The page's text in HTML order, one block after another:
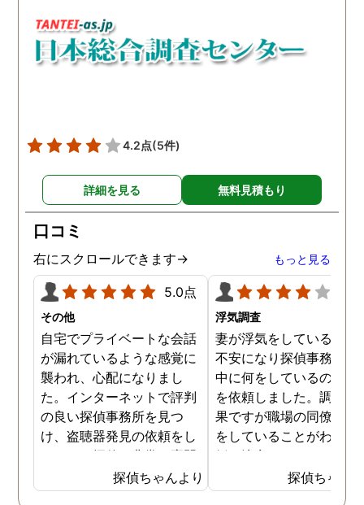
4.2点(5件)
詳細を見る 無料見積もり
口コミ
右にスクロールできます→ もっと見る
5.0点
その他
自宅でプライベートな会話
が漏れているような感覚に
襲われ、心配になりまし
た。インターネットで評判
の良い探偵事務所を見つ
け、盗聴器発見の依頼をし
ました。探偵は非常に専門
的な態度で、家の隅々まで
丁寧に調査してくれまし
探偵ちゃんより
浮気調査
妻が浮気をしていると思
不安になり探偵事務所に
中に何をしているのか調
を依頼しました。調査の
果ですが職場の同僚と浮
をしていることがわかり
婚を決意しました。浮気
現場の写真を妻に突き付
たところ事実を認めたの
探偵ちゃん